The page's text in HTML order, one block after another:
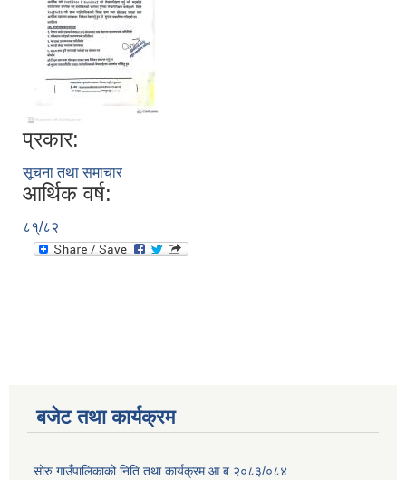
प्रकार:
सूचना तथा समाचार
आर्थिक वर्ष:
८१्/८२
बजेट तथा कार्यक्रम
सोरु गाउँपालिकाको निति तथा कार्यक्रम आ ब २०८३/०८४